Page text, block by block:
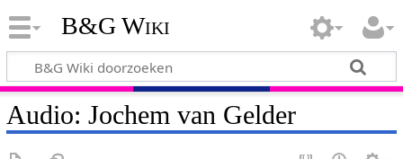
B&G Wiki
Audio: Jochem van Gelder